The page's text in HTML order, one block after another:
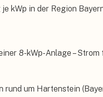
kWp in der Region
8-kWp-Anlage – Strom
rund um Hartenstein